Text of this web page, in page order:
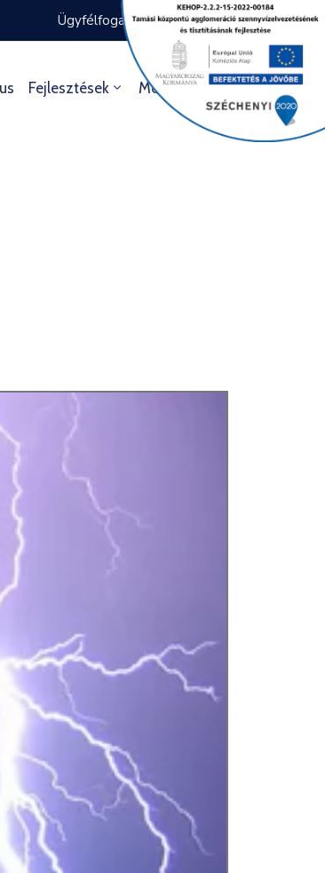
Ügyfélfogadás rendje Ügyintézés
Fejlesztések Média Kultúra